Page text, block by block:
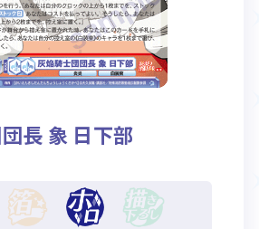
長 象 日下部